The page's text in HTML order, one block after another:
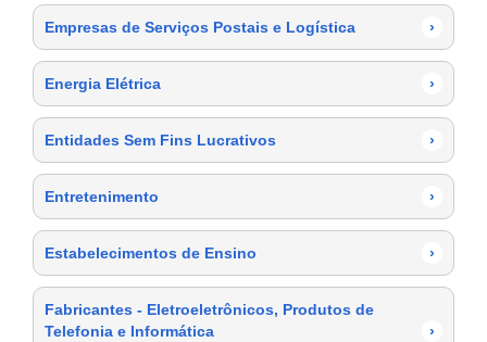
Empresas de Serviços Postais e Logística ›
Energia Elétrica ›
Entidades Sem Fins Lucrativos ›
Entretenimento ›
Estabelecimentos de Ensino ›
Fabricantes - Eletroeletrônicos, Produtos de
Telefonia e Informática
›